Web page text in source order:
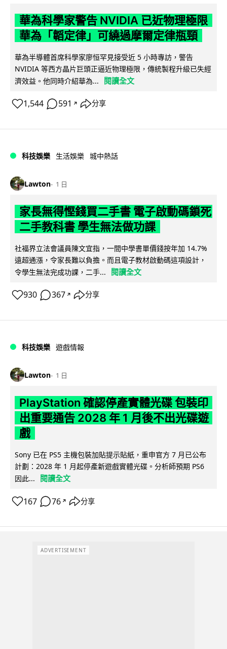
華為科學家警告 NVIDIA 已近物理極限
華為「韜定律」可繞過摩爾定律瓶頸
華為半導體首席科學家廖恒罕見接受近 5 小時專訪，警告
NVIDIA 等西方晶片巨頭正逼近物理極限，傳統製程升級已失經
濟效益。他同時介紹華為...
閱讀全文
1,544 591 ↗ 分享
科技娛樂 生活娛樂 城中熱話
Lawton 1 日
家長無得慳錢買二手書 電子啟動碼鎖死
二手教科書 學生無法做功課
社福界立法會議員陳文宜指，一間中學書單價錢按年加 14.7%
遠超通漲，令家長難以負擔。而且電子教材啟動碼這項設計，
令學生無法完成功課，二手...
閱讀全文
930 367 ↗ 分享
科技娛樂 遊戲情報
Lawton 1 日
PlayStation 確認停產實體光碟 包裝印
出重要通告 2028 年 1 月後不出光碟遊
戲
Sony 已在 PS5 主機包裝加貼提示貼紙，重申官方 7 月已公布
計劃：2028 年 1 月起停產新遊戲實體光碟。分析師預期 PS6
因此...
閱讀全文
167 76 ↗ 分享
ADVERTISEMENT